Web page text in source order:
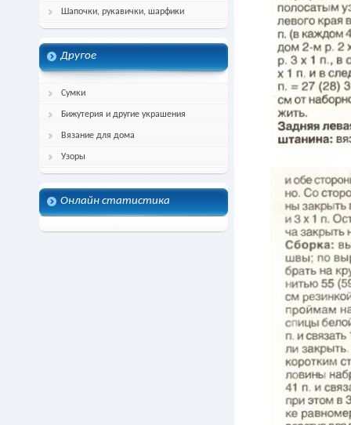
Шапочки, рукавички, шарфики
Другое
Сумки
Бижутерия и другие украшения
Вязание для дома
Узоры
Онлайн статистика